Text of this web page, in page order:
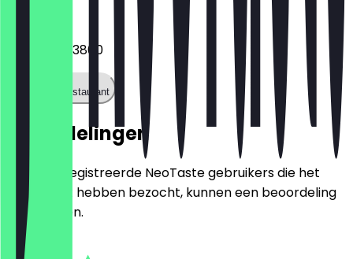
+499314653800
Bel het restaurant
Beoordelingen
Alleen geregistreerde NeoTaste gebruikers die het
restaurant hebben bezocht, kunnen een beoordeling
achterlaten.
4.8